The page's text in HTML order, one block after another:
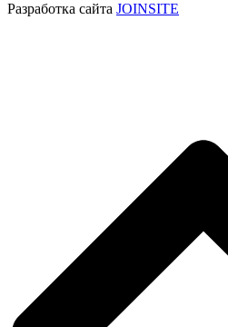
Разработка сайта JOINSITE